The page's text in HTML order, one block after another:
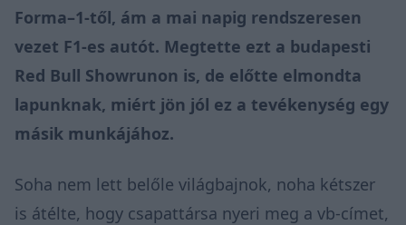
Forma–1-től, ám a mai napig rendszeresen
vezet F1-es autót. Megtette ezt a budapesti
Red Bull Showrunon is, de előtte elmondta
lapunknak, miért jön jól ez a tevékenység egy
másik munkájához.
Soha nem lett belőle világbajnok, noha kétszer
is átélte, hogy csapattársa nyeri meg a vb-címet,